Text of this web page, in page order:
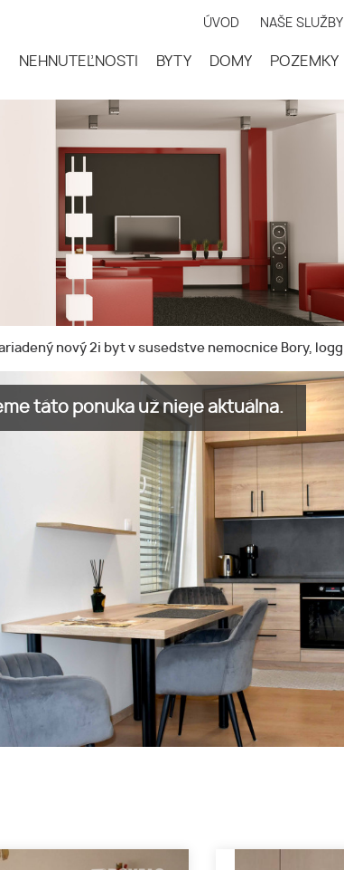
ÚVOD NAŠE SLUŽBY
NEHNUTEĽNOSTI BYTY DOMY POZEMKY
nový 2i byt v susedstve nemocnice Bory,
táto ponuka už nieje aktuálna.